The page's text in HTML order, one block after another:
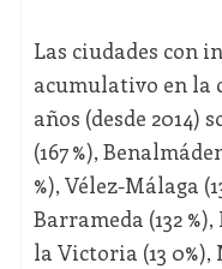
Las ciudades con
acumulativo en la
años (desde 2014)
(167 %),
%), Vélez-Málaga
Barrameda (132
la Victoria (13 0%),